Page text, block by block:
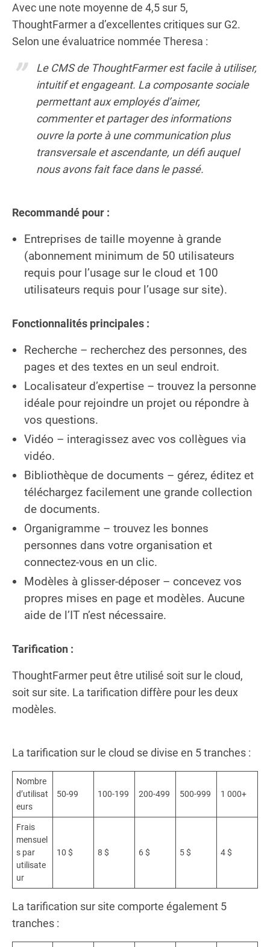
Avec une note moyenne de 4,5 sur 5,
ThoughtFarmer a d’excellentes critiques sur G2.
Selon une évaluatrice nommée Theresa :
Le CMS de ThoughtFarmer est facile à utiliser,
intuitif et engageant. La composante sociale
permettant aux employés d’aimer,
commenter et partager des informations
ouvre la porte à une communication plus
transversale et ascendante, un défi auquel
nous avons fait face dans le passé.
Recommandé pour :
Entreprises de taille moyenne à grande
(abonnement minimum de 50 utilisateurs
requis pour l’usage sur le cloud et 100
utilisateurs requis pour l’usage sur site).
Fonctionnalités principales :
Recherche – recherchez des personnes, des
pages et des textes en un seul endroit.
Localisateur d’expertise – trouvez la personne
idéale pour rejoindre un projet ou répondre à
vos questions.
Vidéo – interagissez avec vos collègues via
vidéo.
Bibliothèque de documents – gérez, éditez et
téléchargez facilement une grande collection
de documents.
Organigramme – trouvez les bonnes
personnes dans votre organisation et
connectez-vous en un clic.
Modèles à glisser-déposer – concevez vos
propres mises en page et modèles. Aucune
aide de l’IT n’est nécessaire.
Tarification :
ThoughtFarmer peut être utilisé soit sur le cloud,
soit sur site. La tarification diffère pour les deux
modèles.
La tarification sur le cloud se divise en 5 tranches :
Nombre
d’utilisat
eurs
50-99 100-199 200-499 500-999 1 000+
Frais
mensuel
s par
utilisate
ur
10 $ 8 $ 6 $ 5 $ 4 $
La tarification sur site comporte également 5
tranches :